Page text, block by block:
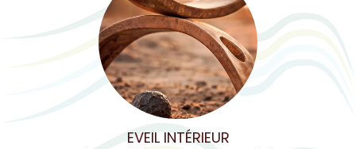
EVEIL INTÉRIEUR